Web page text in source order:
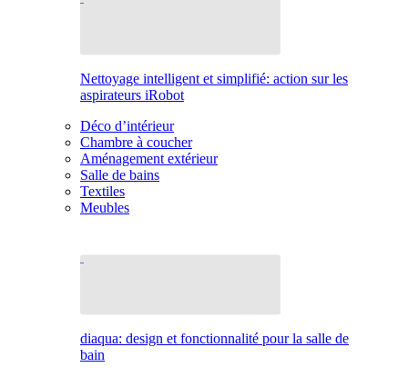
Nettoyage intelligent et simplifié: action sur les
aspirateurs iRobot
Déco d’intérieur
Chambre à coucher
Aménagement extérieur
Salle de bains
Textiles
Meubles
diaqua: design et fonctionnalité pour la salle de
bain